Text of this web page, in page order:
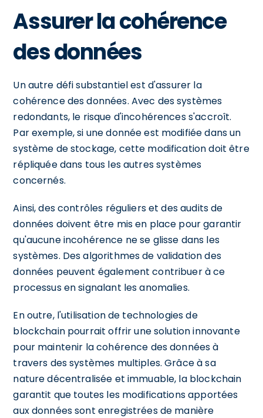
Assurer la cohérence
des données
Un autre défi substantiel est d'assurer la
cohérence des données. Avec des systèmes
redondants, le risque d'incohérences s'accroît.
Par exemple, si une donnée est modifiée dans un
système de stockage, cette modification doit être
répliquée dans tous les autres systèmes
concernés.
Ainsi, des contrôles réguliers et des audits de
données doivent être mis en place pour garantir
qu'aucune incohérence ne se glisse dans les
systèmes. Des algorithmes de validation des
données peuvent également contribuer à ce
processus en signalant les anomalies.
En outre, l'utilisation de technologies de
blockchain pourrait offrir une solution innovante
pour maintenir la cohérence des données à
travers des systèmes multiples. Grâce à sa
nature décentralisée et immuable, la blockchain
garantit que toutes les modifications apportées
aux données sont enregistrées de manière